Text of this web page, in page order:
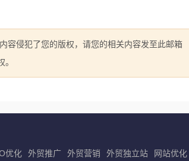
容侵犯了您的版权，请您的相关内容发至此邮箱
优化 外贸推广 外贸营销 外贸独立站 网站优化